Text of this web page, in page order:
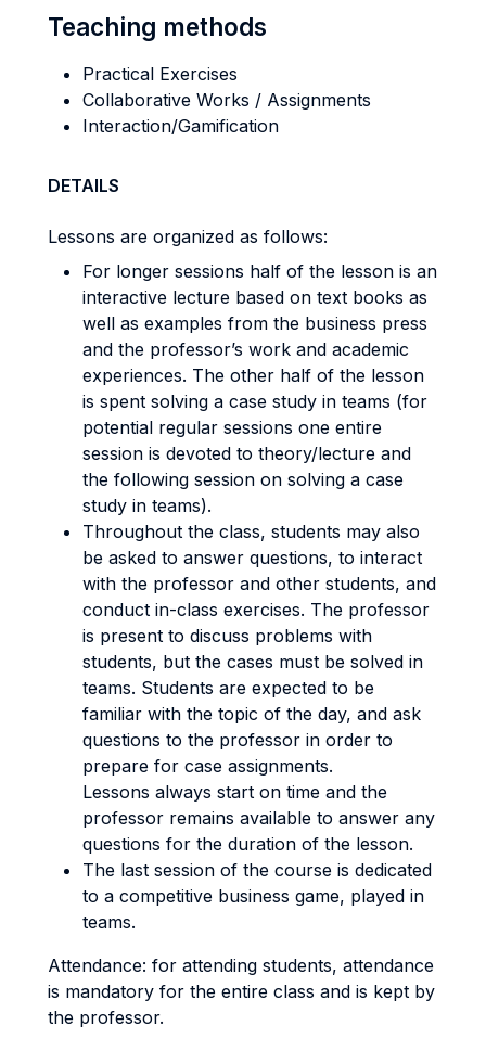
Teaching methods
Practical Exercises
Collaborative Works / Assignments
Interaction/Gamification
DETAILS
Lessons are organized as follows:
For longer sessions half of the lesson is an
interactive lecture based on text books as
well as examples from the business press
and the professor’s work and academic
experiences. The other half of the lesson
is spent solving a case study in teams (for
potential regular sessions one entire
session is devoted to theory/lecture and
the following session on solving a case
study in teams).
Throughout the class, students may also
be asked to answer questions, to interact
with the professor and other students, and
conduct in-class exercises. The professor
is present to discuss problems with
students, but the cases must be solved in
teams. Students are expected to be
familiar with the topic of the day, and ask
questions to the professor in order to
prepare for case assignments.
Lessons always start on time and the
professor remains available to answer any
questions for the duration of the lesson.
The last session of the course is dedicated
to a competitive business game, played in
teams.
Attendance: for attending students, attendance
is mandatory for the entire class and is kept by
the professor.